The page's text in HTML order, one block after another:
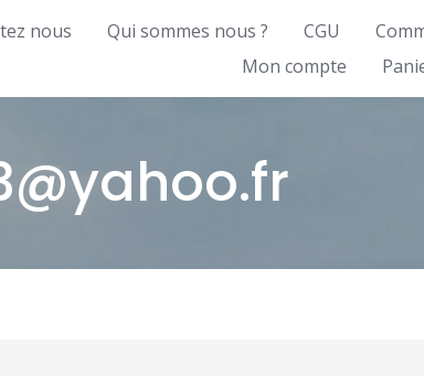
nous Qui sommes nous ? CGU
Mon compte